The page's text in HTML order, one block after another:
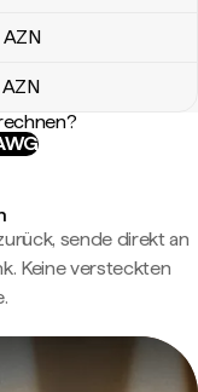
AZN
AZN
sende direkt an
Keine versteckten